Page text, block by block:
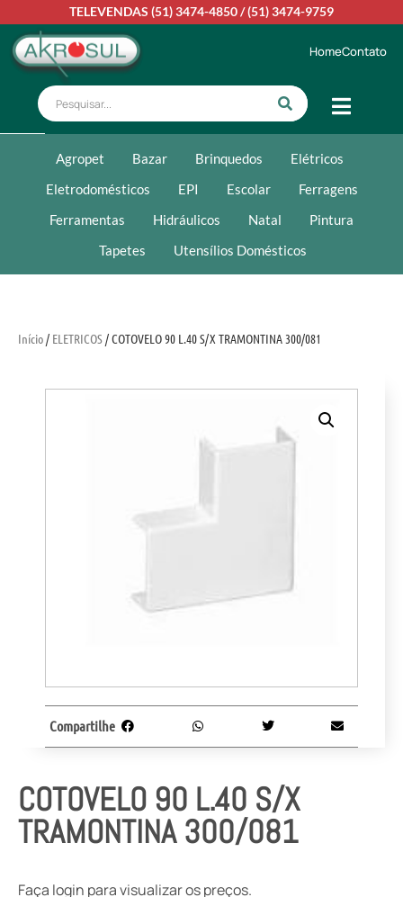
TELEVENDAS (51) 3474-4850/(51) 3474-9759
HomeContato
Agropet Bazar Brinquedos
Elétricos
Eletrodomésticos
EPI Escolar
Ferragens
Ferramentas
Hidráulicos Natal
Pintura
Tapetes
Utensílios Domésticos
Início/ ELETRICOS/ COTOVELO 90 L.40 S/X TRAMONTINA 300/081
COTOVELO 90 L.40 S/X
TRAMONTINA 300/081
Faça login para visualizar os preços.
Compartilhe